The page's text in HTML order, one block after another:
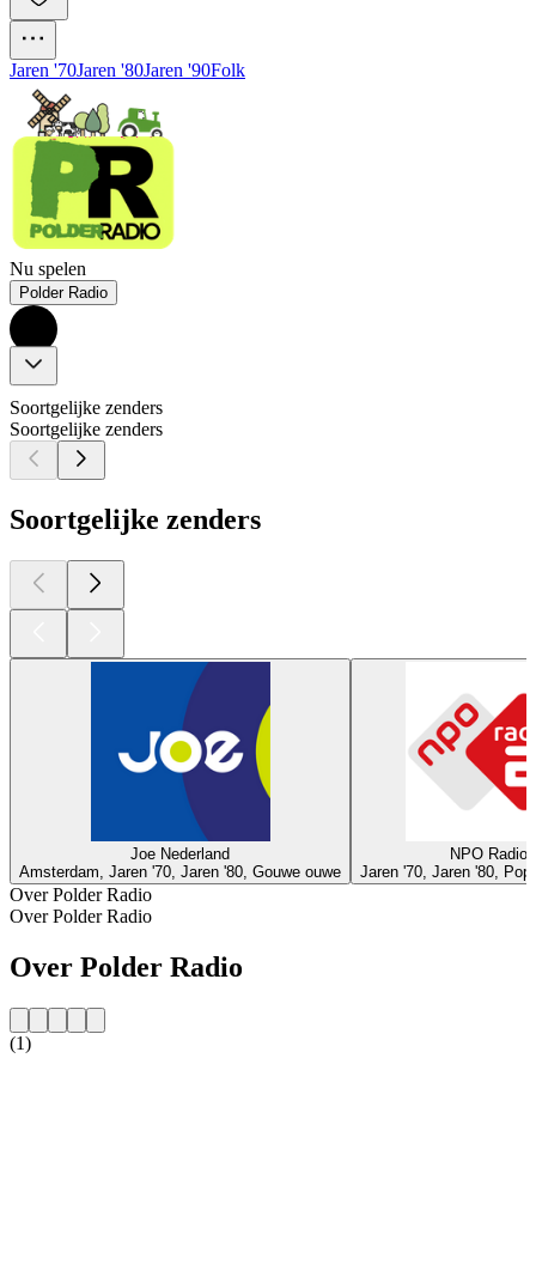
Jaren '70Jaren '80Jaren '90Folk
Nu spelen
Polder Radio
Soortgelijke zenders
Soortgelijke zenders
Soortgelijke zenders
Joe Nederland
Amsterdam, Jaren '70, Jaren '80, Gouwe ouwe
NPO Radio
Jaren '70, Jaren '80,
Over Polder Radio
Over Polder Radio
Over Polder Radio
(1)